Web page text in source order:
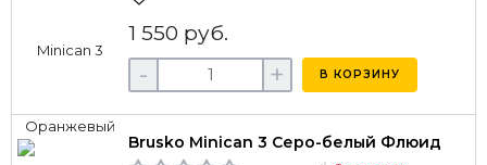
1 550 руб.
- + В КОРЗИНУ
Brusko Minican 3 Серо-белый Флюид